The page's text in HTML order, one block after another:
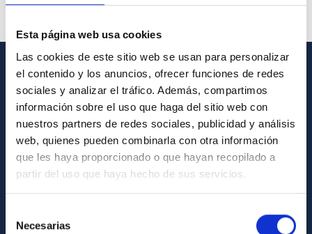
Esta página web usa cookies
Las cookies de este sitio web se usan para personalizar
el contenido y los anuncios, ofrecer funciones de redes
sociales y analizar el tráfico. Además, compartimos
información sobre el uso que haga del sitio web con
nuestros partners de redes sociales, publicidad y análisis
web, quienes pueden combinarla con otra información
que les haya proporcionado o que hayan recopilado a
partir del uso que haya hecho de sus servicios.
Necesarias
INFORMACIÓN GENERAL
Contacto
Cómo llegar al IAC
Directorio de personal
Biblioteca